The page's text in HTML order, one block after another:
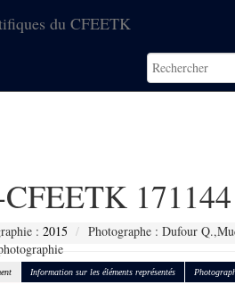
du CFEETK
171144
: 2015
Photographe : Dufour
Information sur les éléments représentés